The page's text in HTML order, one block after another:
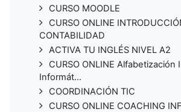
CURSO MOODLE
CURSO ONLINE
CONTABILIDAD
ACTIVA TU INGLÉS NIVEL A2
CURSO ONLINE Alfabetización
Informát...
COORDINACIÓN TIC
CURSO ONLINE COACHING